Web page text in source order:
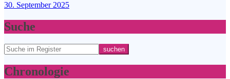
30. September 2025
Suche
Suchen suchen
Chronologie